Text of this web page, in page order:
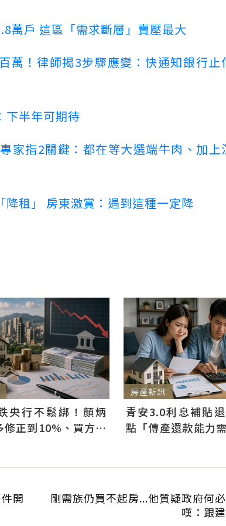
萬戶 這區「需求斷層」賣壓最大
萬！律師揭3步驟應變：快通知銀行止
下半年可期待
家指2關鍵：都在等大選端牛肉、加上
租」 房東激賞：遇到這種一定降
央行不鬆綁！顏炳
修正到10%、買方仍
房產新訊
青安3.0利息補貼
點「傳產還款能力
開
剛需族仍買不起房...他質疑政府何
嘆：跟